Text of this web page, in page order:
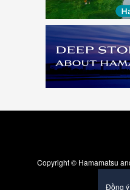
Đồng
Copyright © Hamamatsu